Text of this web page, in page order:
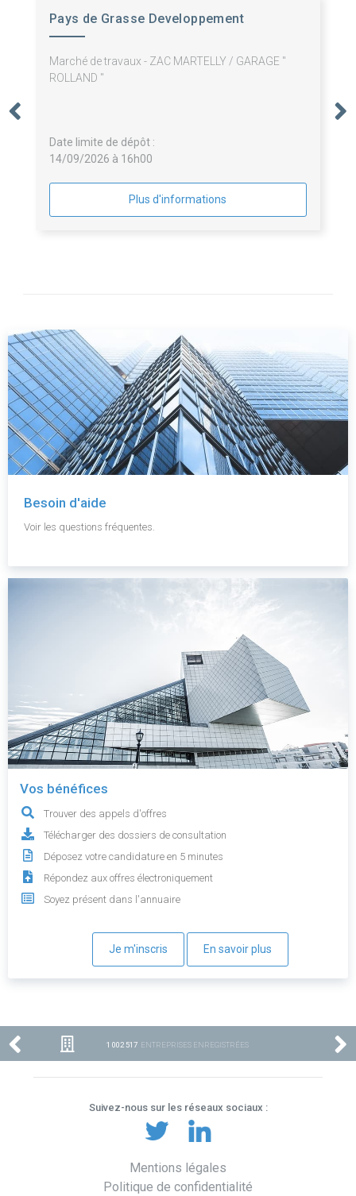
Pays de Grasse Developpement
Marché de travaux - ZAC MARTELLY / GARAGE "
ROLLAND "
Date limite de dépôt :
14/09/2026 à 16h00
Plus d'informations
Besoin d'aide
Voir les questions fréquentes.
Vos bénéfices
Trouver des appels d'offres
Télécharger des dossiers de consultation
Déposez votre candidature en 5 minutes
Répondez aux offres électroniquement
Soyez présent dans l'annuaire
Je m'inscris En savoir plus
1 002 517 ENTREPRISES ENREGISTRÉES
Suivez-nous sur les réseaux sociaux :
Mentions légales
Politique de confidentialité